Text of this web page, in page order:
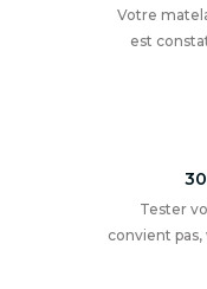
Votre
est
Tester
convient